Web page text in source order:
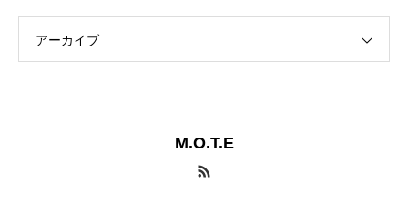
アーカイブ
M.O.T.E